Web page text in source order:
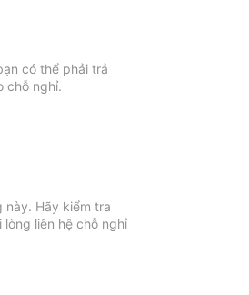
có thể phải trả
chỗ nghỉ.
này. Hãy kiểm tra
liên hệ chỗ nghỉ